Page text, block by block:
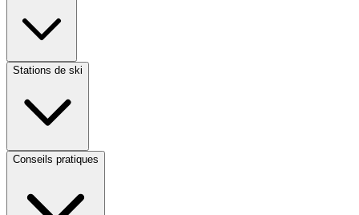
Stations de ski
Conseils pratiques